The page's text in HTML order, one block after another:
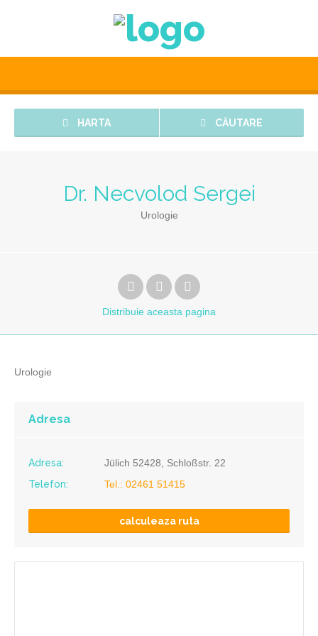
HARTA CĂUTARE
Dr. Necvolod Sergei
Urologie
Distribuie aceasta pagina
Urologie
Adresa
Adresa:
Jülich 52428, Schloßstr. 22
Telefon:
Tel.: 02461 51415
calculeaza ruta